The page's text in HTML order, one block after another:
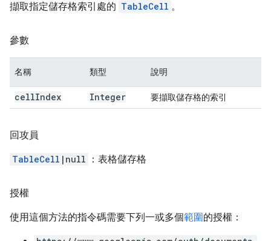
擷取指定儲存格索引處的 TableCell 。
參數
名稱 類型 說明
cellIndex Integer 要擷取儲存格的索引
回攻員
TableCell |null ：表格儲存格
授權
使用這個方法的指令碼需要下列一或多個範圍的授權：